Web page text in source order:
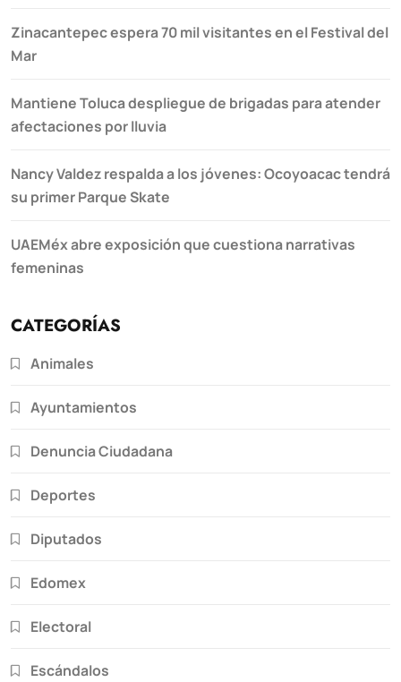
Zinacantepec espera 70 mil visitantes en el Festival del
Mar
Mantiene Toluca despliegue de brigadas para atender
afectaciones por lluvia
Nancy Valdez respalda a los jóvenes: Ocoyoacac tendrá
su primer Parque Skate
UAEMéx abre exposición que cuestiona narrativas
femeninas
CATEGORÍAS
Animales
Ayuntamientos
Denuncia Ciudadana
Deportes
Diputados
Edomex
Electoral
Escándalos